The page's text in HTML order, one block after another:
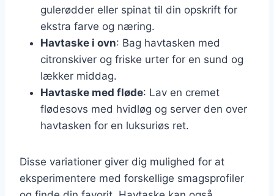
gulerødder eller spinat til din opskrift for
ekstra farve og næring.
Havtaske i ovn: Bag havtasken med
citronskiver og friske urter for en sund og
lækker middag.
Havtaske med fløde: Lav en cremet
flødesovs med hvidløg og server den over
havtasken for en luksuriøs ret.
Disse variationer giver dig mulighed for at
eksperimentere med forskellige smagsprofiler